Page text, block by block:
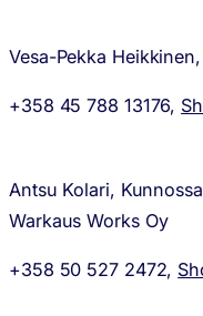
Vesa-Pekka
+358 45 788 13176,
Antsu Kolari,
Warkaus Works Oy
+358 50 527 2472,